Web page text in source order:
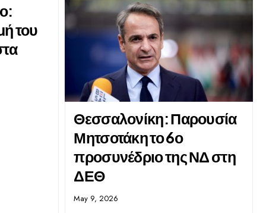
του
Θεσσαλονίκη: Παρουσία
Μητσοτάκη το 6ο
προσυνέδριο της ΝΔ στη
ΔΕΘ
May 9, 2026